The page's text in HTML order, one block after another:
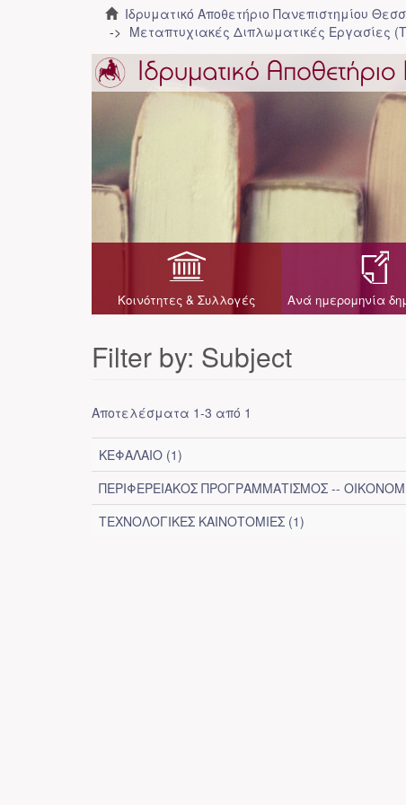
Ιδρυματικό Αποθετήριο Πανεπιστημίου
Μεταπτυχιακές Διπλωματικές Εργασίες
Κοινότητες & Συλλογές Ανά ημερομηνία
Filter by: Subject
Αποτελέσματα 1-3 από 1
ΚΕΦΑΛΑΙΟ (1)
ΠΕΡΙΦΕΡΕΙΑΚΟΣ ΠΡΟΓΡΑΜΜΑΤΙΣΜΟΣ --
ΤΕΧΝΟΛΟΓΙΚΕΣ ΚΑΙΝΟΤΟΜΙΕΣ (1)